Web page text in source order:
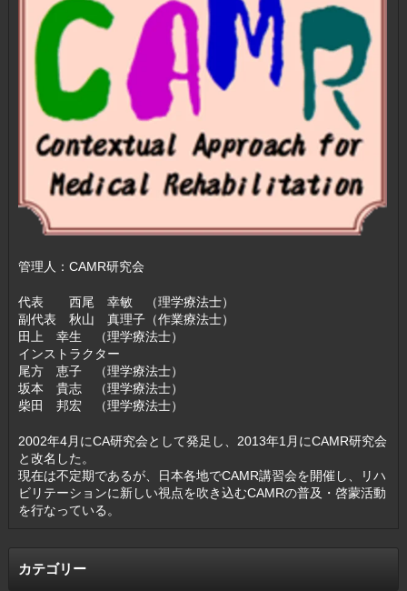
管理人：CAMR研究会
代表 西尾 幸敏 （理学療法士）
副代表 秋山 真理子（作業療法士）
田上 幸生 （理学療法士）
インストラクター
尾方 恵子 （理学療法士）
坂本 貴志 （理学療法士）
柴田 邦宏 （理学療法士）
2002年4月にCA研究会として発足し、2013年1月にCAMR研究会
と改名した。
現在は不定期であるが、日本各地でCAMR講習会を開催し、リハ
ビリテーションに新しい視点を吹き込むCAMRの普及・啓蒙活動
を行なっている。
カテゴリー